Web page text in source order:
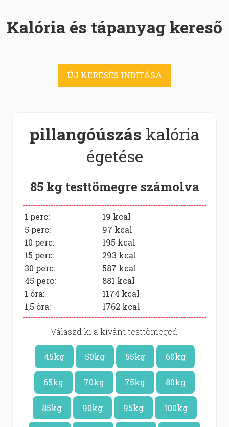
Kalória és tápanyag kereső
ÚJ KERESÉS INDÍTÁSA
pillangóúszás kalória
égetése
85 kg testtömegre számolva
1 perc: 19 kcal
5 perc:
97 kcal
10 perc:
195 kcal
15 perc:
293 kcal
30 perc:
587 kcal
45 perc:
881 kcal
1 óra:
1174 kcal
1,5 óra:
1762 kcal
Válaszd ki a kívánt testtömeged:
45kg 50kg 55kg 60kg
65kg 70kg 75kg 80kg
85kg 90kg 95kg 100kg